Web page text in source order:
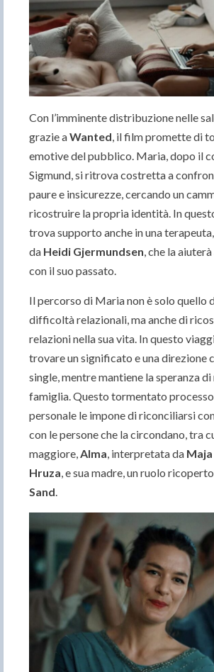
Con l’imminente distribuzione nelle
grazie aWanted, il film promette di
emotive del pubblico. Maria, dopo il
Sigmund, si ritrova costretta a
paure e insicurezze, cercando un
ricostruire la propria identità. In
trova supporto anche in una
da Heidi Gjermundsen, che la
con il suo passato.
Il percorso di Maria non è solo quello
difficoltà relazionali, ma anche di
relazioni nella sua vita. In questo
trovare un significato e una direzione
single, mentre mantiene la speranza di
famiglia. Questo tormentato
personale le impone di riconciliarsi
con le persone che la circondano, tra
maggiore,Alma, interpretata da
Hruza, e sua madre, un ruolo
Sand.